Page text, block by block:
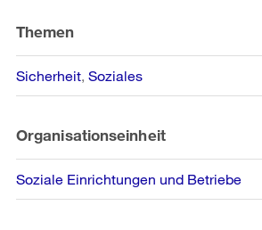
Informationen
Themen
Sicherheit Soziales
Organisationseinheit
Soziale Einrichtungen und Betriebe